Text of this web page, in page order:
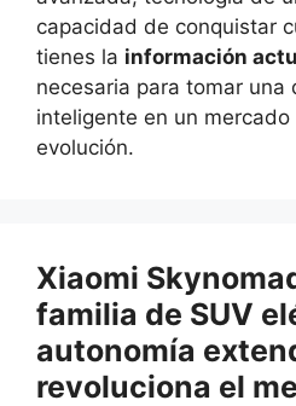
capacidad de conquistar
tienes la información
necesaria para tomar una
inteligente en un
evolución.
Xiaomi
familia de SUV
autonomía
revoluciona el